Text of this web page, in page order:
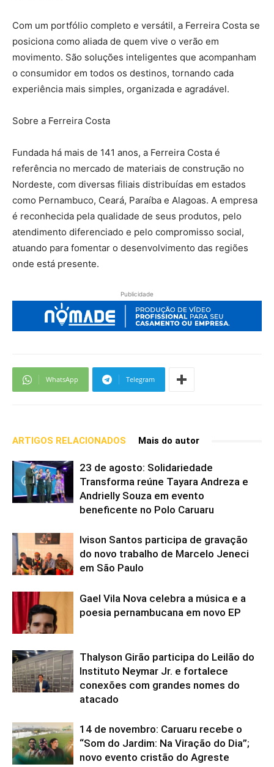
Com um portfólio completo e versátil, a Ferreira Costa se
posiciona como aliada de quem vive o verão em
movimento. São soluções inteligentes que acompanham
o consumidor em todos os destinos, tornando cada
experiência mais simples, organizada e agradável.
Sobre a Ferreira Costa
Fundada há mais de 141 anos, a Ferreira Costa é
referência no mercado de materiais de construção no
Nordeste, com diversas filiais distribuídas em estados
como Pernambuco, Ceará, Paraíba e Alagoas. A empresa
é reconhecida pela qualidade de seus produtos, pelo
atendimento diferenciado e pelo compromisso social,
atuando para fomentar o desenvolvimento das regiões
onde está presente.
Publicidade
WhatsApp Telegram
ARTIGOS RELACIONADOS Mais do autor
23 de agosto: Solidariedade
Transforma reúne Tayara Andreza e
Andrielly Souza em evento
beneficente no Polo Caruaru
Ivison Santos participa de gravação
do novo trabalho de Marcelo Jeneci
em São Paulo
Gael Vila Nova celebra a música e a
poesia pernambucana em novo EP
Thalyson Girão participa do Leilão do
Instituto Neymar Jr. e fortalece
conexões com grandes nomes do
atacado
14 de novembro: Caruaru recebe o
“Som do Jardim: Na Viração do Dia”;
novo evento cristão do Agreste